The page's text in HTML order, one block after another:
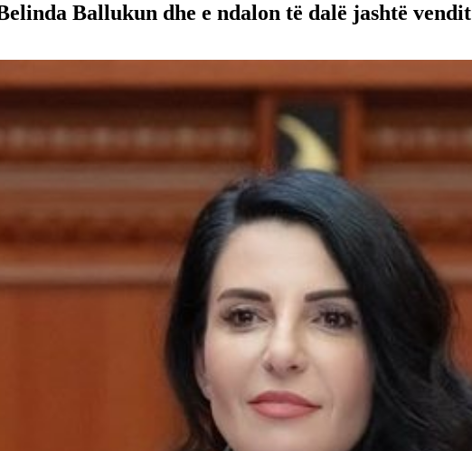
Ballukun dhe e ndalon të dalë jashtë vendit